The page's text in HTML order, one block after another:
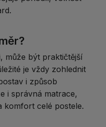
může být praktičtější
je vždy zohlednit
i způsob
i správná matrace,
komfort celé postele.